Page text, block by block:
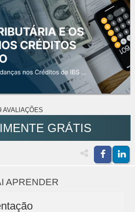
AVALIAÇÕES
GRÁTIS
APRENDER